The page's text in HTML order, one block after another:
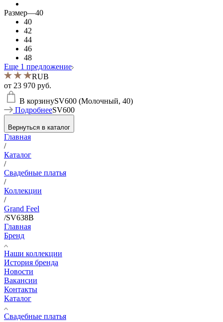
Размер—40
40
42
44
46
48
Еще 1 предложение
RUB
от 23 970 руб.
В корзинуSV600 (Молочный, 40)
ПодробнееSV600
Вернуться в каталог
Главная
/
Каталог
/
Свадебные платья
/
Коллекции
/
Grand Feel
/SV638B
Главная
Бренд
Наши коллекции
История бренда
Новости
Вакансии
Контакты
Каталог
Свадебные платья